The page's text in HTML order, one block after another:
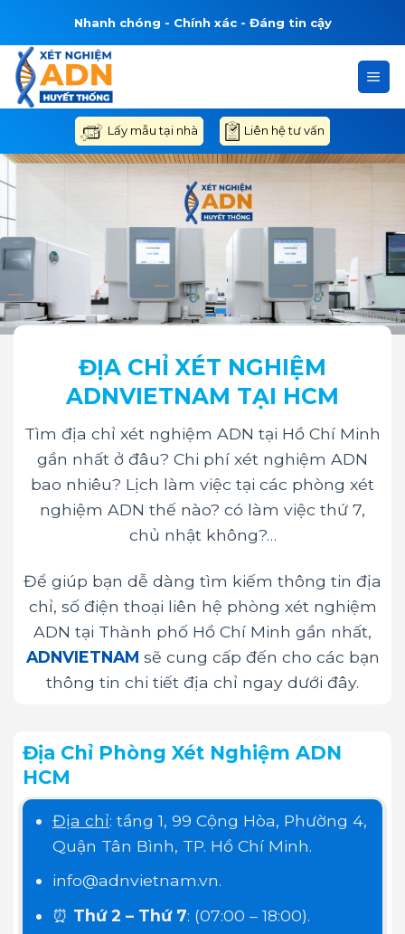
nội
dung
Nhanh chóng - Chính xác - Đáng tin cậy
Lấy mẫu tại nhà Liên hệ tư vấn
ĐỊA CHỈ XÉT NGHIỆM
ADNVIETNAM TẠI HCM
Tìm địa chỉ xét nghiệm ADN tại Hồ Chí Minh
gần nhất ở đâu? Chi phí xét nghiệm ADN
bao nhiêu? Lịch làm việc tại các phòng xét
nghiệm ADN thế nào? có làm việc thứ 7,
chủ nhật không?…
Để giúp bạn dễ dàng tìm kiếm thông tin địa
chỉ, số điện thoại liên hệ phòng xét nghiệm
ADN tại Thành phố Hồ Chí Minh gần nhất,
ADNVIETNAM sẽ cung cấp đến cho các bạn
thông tin chi tiết địa chỉ ngay dưới đây.
Địa Chỉ Phòng Xét Nghiệm ADN
HCM
Địa chỉ: tầng 1, 99 Cộng Hòa, Phường 4,
Quận Tân Bình, TP. Hồ Chí Minh.
info@adnvietnam.vn.
⏰ Thứ 2 – Thứ 7: (07:00 – 18:00).